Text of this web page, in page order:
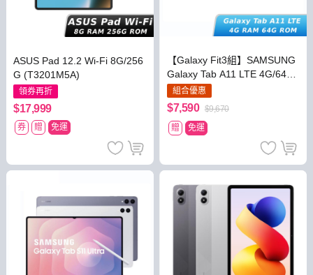
ASUS Pad 12.2 Wi-Fi 8G/256
G (T3201M5A)
領券再折
$17,999
券 贈 免運
【Galaxy Fit3組】SAMSUNG
Galaxy Tab A11 LTE 4G/64G
(X135G)
組合優惠
$7,590 $9,670
贈
免運